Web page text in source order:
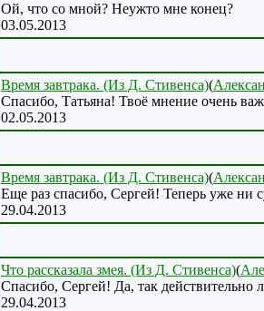
Ой, что со мной? Неужто мне конец?
03.05.2013
Время завтрака. (Из Д. Стивенса)(
Спасибо, Татьяна! Твоё мнение очень
02.05.2013
Время завтрака. (Из Д. Стивенса)(
Еще раз спасибо, Сергей! Теперь уже ни
29.04.2013
Что рассказала змея. (Из Д. Стивенса)(
Спасибо, Сергей! Да, так действительно
29.04.2013